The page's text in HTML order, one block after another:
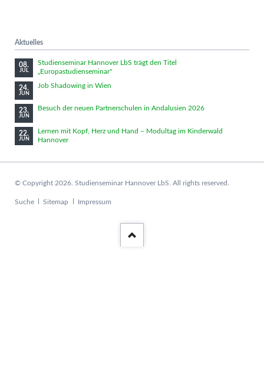
Aktuelles
08.
JUL
Studienseminar Hannover LbS trägt den Titel
„Europastudienseminar"
24.
JUN
Job Shadowing in Wien
23.
JUN
Besuch der neuen Partnerschulen in Andalusien 2026
22.
JUN
Lernen mit Kopf, Herz und Hand – Modultag im Kinderwald
Hannover
© Copyright 2026. Studienseminar Hannover LbS. All rights reserved.
Navigation
Suche Sitemap Impressum